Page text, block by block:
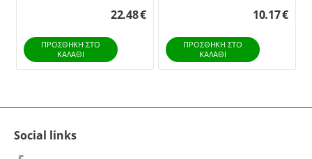
22.48€
ΠΡΟΣΘΉΚΗ ΣΤΟ
ΚΑΛΆΘΙ
10.17€
ΠΡΟΣΘΉΚΗ ΣΤΟ
ΚΑΛΆΘΙ
Social links